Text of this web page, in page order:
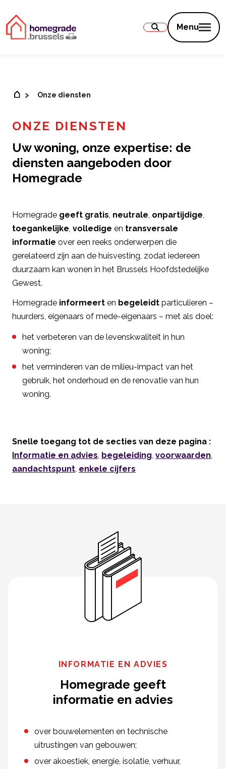
Menu
Onze diensten
ONZE DIENSTEN
Uw woning, onze expertise: de
diensten aangeboden door
Homegrade
Homegrade geeft gratis, neutrale, onpartijdige,
toegankelijke, volledige en transversale
informatie over een reeks onderwerpen die
gerelateerd zijn aan de huisvesting, zodat iedereen
duurzaam kan wonen in het Brussels Hoofdstedelijke
Gewest.
Homegrade informeert en begeleidt particulieren –
huurders, eigenaars of mede-eigenaars – met als doel:
het verbeteren van de levenskwaliteit in hun
woning;
het verminderen van de milieu-impact van het
gebruik, het onderhoud en de renovatie van hun
woning.
Snelle toegang tot de secties van deze pagina :
Informatie en advies begeleiding voorwaarden
aandachtspunt enkele cijfers
INFORMATIE EN ADVIES
Homegrade geeft
informatie en advies
over bouwelementen en technische
uitrustingen van gebouwen;
over akoestiek, energie, isolatie, verhuur,